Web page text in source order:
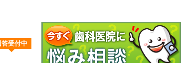
答受付中